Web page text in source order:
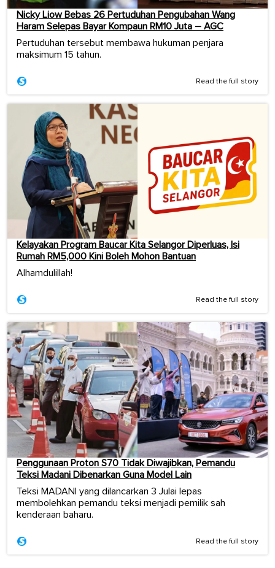
Nicky Liow Bebas 26 Pertuduhan Pengubahan Wang
Haram Selepas Bayar Kompaun RM10 Juta – AGC
Pertuduhan tersebut membawa hukuman penjara
maksimum 15 tahun.
Read the full story
Kelayakan Program Baucar Kita Selangor Diperluas, Isi
Rumah RM5,000 Kini Boleh Mohon Bantuan
Alhamdulillah!
Read the full story
Penggunaan Proton S70 Tidak Diwajibkan, Pemandu
Teksi Madani Dibenarkan Guna Model Lain
Teksi MADANI yang dilancarkan 3 Julai lepas
membolehkan pemandu teksi menjadi pemilik sah
kenderaan baharu.
Read the full story